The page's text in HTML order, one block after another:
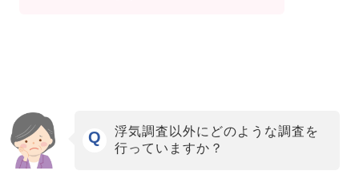
Q
浮気調査以外にどのような調査を
行っていますか？